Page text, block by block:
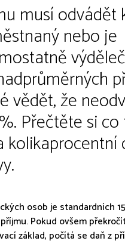
musí odvádět
nebo je
vědět, že
Přečtěte si
kolikaprocentní
osob je standardních
Pokud ovšem
základ, počítá se daň z